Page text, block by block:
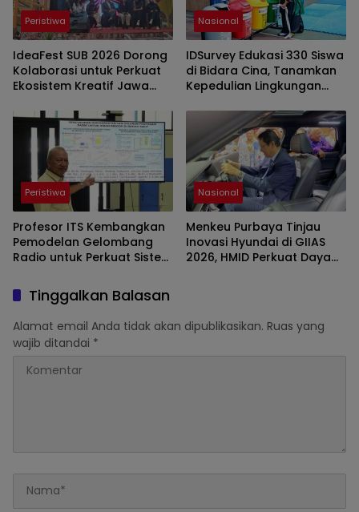
Peristiwa
IdeaFest SUB 2026 Dorong
Kolaborasi untuk Perkuat
Ekosistem Kreatif Jawa
Nasional
IDSurvey Edukasi 330 Siswa
di Bidara Cina, Tanamkan
Kepedulian Lingkungan
Peristiwa
Profesor ITS Kembangkan
Pemodelan Gelombang
Radio untuk Perkuat Sistem
Nasional
Menkeu Purbaya Tinjau
Inovasi Hyundai di GIIAS
2026, HMID Perkuat Daya
Tinggalkan Balasan
Alamat email Anda tidak akan dipublikasikan. Ruas yang
wajib ditandai *